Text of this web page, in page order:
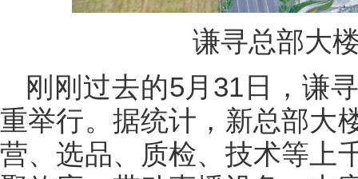
谦寻总部大
刚刚过去的5月31日，谦
重举行。据统计，新总部大
营、选品、质检、技术等上